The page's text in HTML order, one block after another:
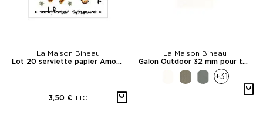
La Maison Bineau
Lot 20 serviette papier Amour Oiseaux
3,50 € TTC
La Maison Bineau
Galon Outdoor 32 mm pour tapis sur-mesure
+31